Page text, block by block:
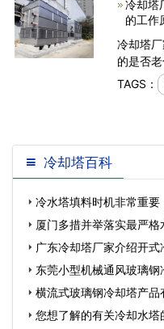
的。一
冷却塔
的工作
冷却塔
的是否
塔喷头
塞、损
TAGS：
冷却塔百科
冷水塔填料时机非常重
厦门多措并举落实最严
细)…广东冷却塔厂家介绍开
东冷却塔开式…
东莞小型机械通风玻璃
横流式玻璃钢冷却塔产
规格…
您想了解的有关冷却水塔